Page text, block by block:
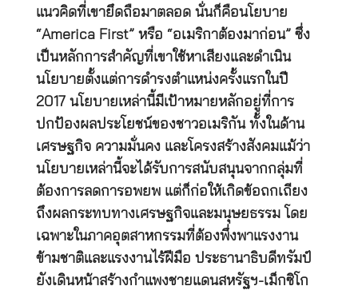
แนวคิดที่เขายึดถือมาตลอด นั่นก็คือนโยบาย
“America First” หรือ “อเมริกาต้องมาก่อน” ซึ่ง
เป็นหลักการสำคัญที่เขาใช้หาเสียงและดำเนิน
นโยบายตั้งแต่การดำรงตำแหน่งครั้งแรกในปี
2017 นโยบายเหล่านี้มีเป้าหมายหลักอยู่ที่การ
ปกป้องผลประโยชน์ของชาวอเมริกัน ทั้งในด้าน
เศรษฐกิจ ความมั่นคง และโครงสร้างสังคมแม้ว่า
นโยบายเหล่านี้จะได้รับการสนับสนุนจากกลุ่มที่
ต้องการลดการอพยพ แต่ก็ก่อให้เกิดข้อถกเถียง
ถึงผลกระทบทางเศรษฐกิจและมนุษยธรรม โดย
เฉพาะในภาคอุตสาหกรรมที่ต้องพึ่งพาแรงงาน
ข้ามชาติและแรงงานไร้ฝีมือ ประธานาธิบดีทรัมป์
ยังเดินหน้าสร้างกำแพงชายแดนสหรัฐฯ-เม็กซิโก